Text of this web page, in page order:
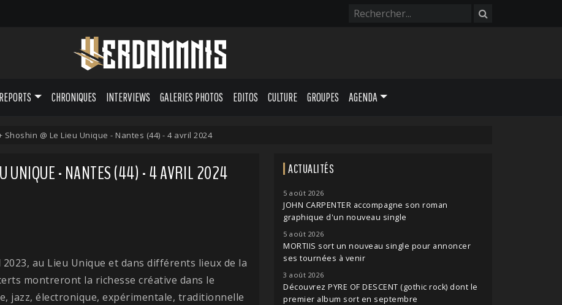
CHRONIQUES INTERVIEWS GALERIES PHOTOS EDITOS CULTURE GROUPES AGENDA
Shoshin @ Le Lieu Unique - Nantes (44) - 4 avril 2024
UNIQUE - NANTES (44) - 4 AVRIL 2024
au Lieu Unique et dans différents lieux de la
montreront la richesse créative dans le
jazz, électronique, expérimentale, traditionnelle
ACTUALITÉS
5 août 2026
JOHN CARPENTER accompagne son roman
graphique d'un nouveau single
5 août 2026
MORTIIS sort un nouveau single pour annoncer
ses tournées à venir
3 août 2026
Découvrez PYRE OF DESCENT (gothic rock) dont le
premier album sort en septembre